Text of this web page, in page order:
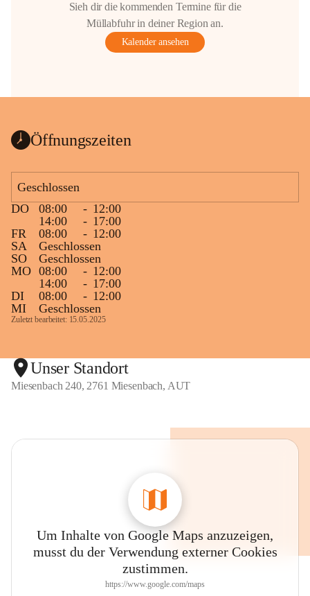
Sieh dir die kommenden Termine für die
Müllabfuhr in deiner Region an.
Kalender ansehen
Öffnungszeiten
Geschlossen
DO
08:00 - 12:00
14:00
- 17:00
FR
08:00 - 12:00
SA
Geschlossen
SO
Geschlossen
MO 08:00 - 12:00
14:00
- 17:00
DI
08:00 - 12:00
MI
Geschlossen
Zuletzt bearbeitet: 15.05.2025
Unser Standort
Miesenbach 240, 2761 Miesenbach, AUT
Um Inhalte von Google Maps anzuzeigen,
musst du der Verwendung externer Cookies
zustimmen.
https://www.google.com/maps